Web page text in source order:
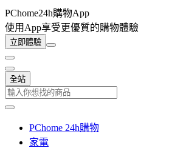
PChome24h購物App
使用App享受更優質的購物體驗
立即體驗
全站
PChome 24h購物
家電